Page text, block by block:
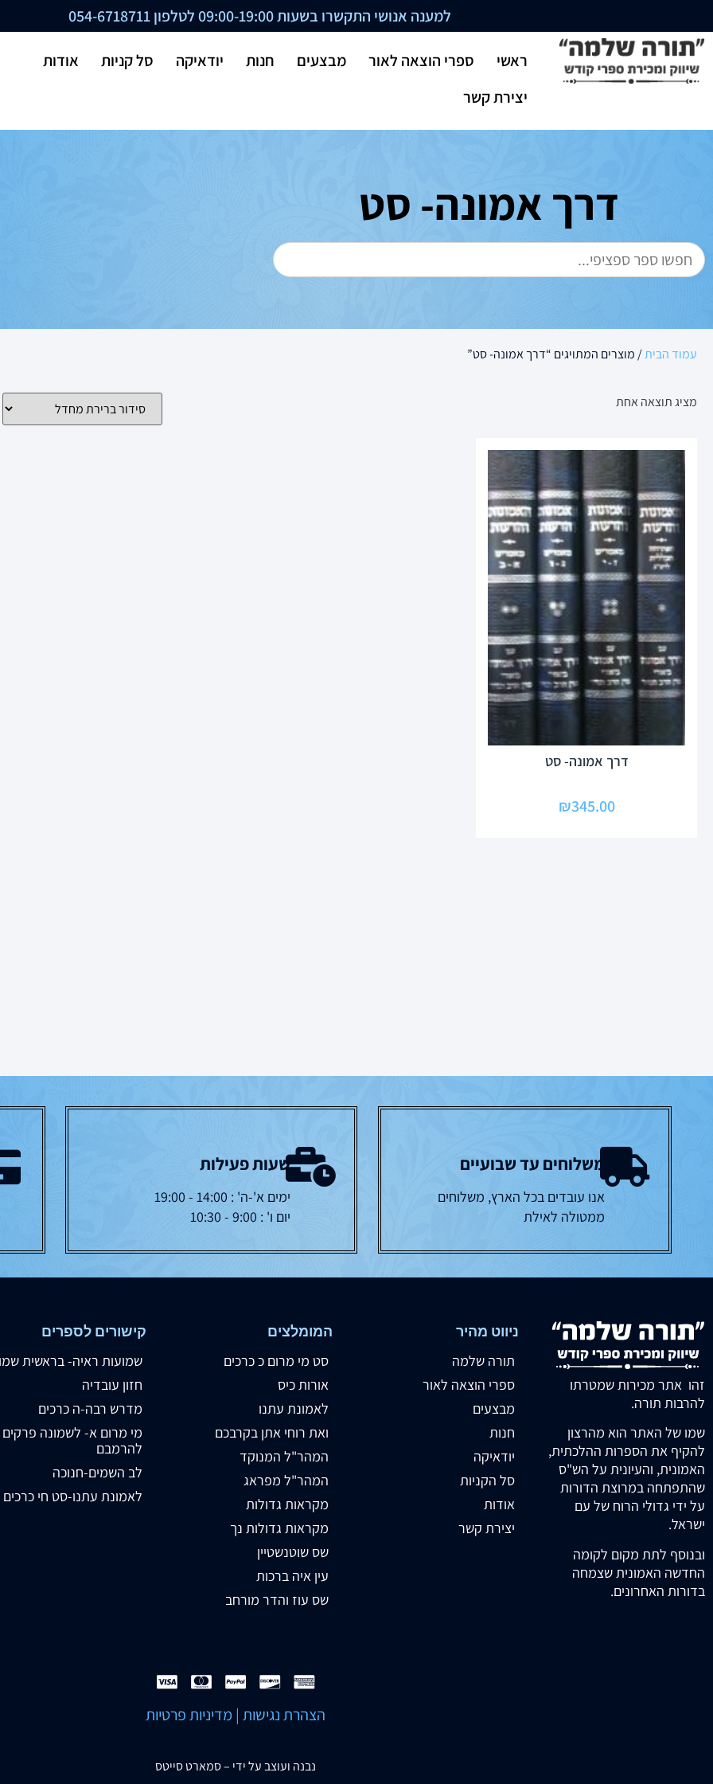
למענה אנושי התקשרו בשעות 09:00-19:00 לטלפון 054-6718711
ראשי ספרי הוצאה לאור מבצעים חנות יודאיקה סל קניות
אודות
יצירת קשר
דרך אמונה- סט
עמוד הבית/ מוצרים המתויגים “דרך אמונה- סט”
מציג תוצאה אחת
דרך אמונה- סט
₪345.00
משלוחים עד שבועיים
אנו עובדים בכל הארץ, משלוחים
ממטולה לאילת
שעות פעילות
ימים א'-ה' : 14:00 - 19:00
יום ו' : 9:00 - 10:30
זהו אתר מכירות שמטרתו
להרבות תורה.
שמו של האתר הוא מהרצון
להקיף את הספרות ההלכתית,
האמונית, והעיונית על הש"ס
שהתפתחה במרוצת הדורות
על ידי גדולי הרוח של עם
ישראל.
ובנוסף לתת מקום לקומה
החדשה האמונית שצמחה
בדורות האחרונים.
ניווט מהיר
תורה שלמה
ספרי הוצאה לאור
מבצעים
חנות
יודאיקה
סל הקניות
אודות
יצירת קשר
המומלצים
סט מי מרום כ כרכים
אורות כיס
לאמונת עתנו
ואת רוחי אתן בקרבכם
המהר"ל המנוקד
המהר"ל מפראג
מקראות גדולות
מקראות גדולות נך
שס שוטנשטיין
עין איה ברכות
שס עוז והדר מורחב
קישורים לספרים
שמועות ראיה- בראשית
חזון עובדיה
מדרש רבה-ה כרכים
מי מרום א- לשמונה פרקים
להרמבם
לב השמים-חנוכה
לאמונת עתנו-סט חי כרכים
הצהרת נגישות | מדיניות פרטיות
נבנה ועוצב על ידי –סמארט סייטס